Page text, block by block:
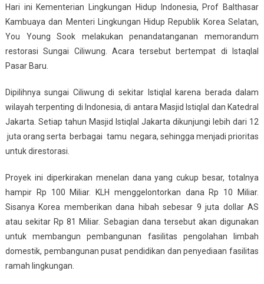
Hari ini Kementerian Lingkungan Hidup Indonesia, Prof Balthasar
Kambuaya dan Menteri Lingkungan Hidup Republik Korea Selatan,
You Young Sook melakukan penandatanganan memorandum
restorasi Sungai Ciliwung. Acara tersebut bertempat di Istaqlal
Pasar Baru.
Dipilihnya sungai Ciliwung di sekitar Istiqlal karena berada dalam
wilayah terpenting di Indonesia, di antara Masjid Istiqlal dan Katedral
Jakarta. Setiap tahun Masjid Istiqlal Jakarta dikunjungi lebih dari 12
juta orang serta berbagai tamu negara, sehingga menjadi prioritas
untuk direstorasi.
Proyek ini diperkirakan menelan dana yang cukup besar, totalnya
hampir Rp 100 Miliar. KLH menggelontorkan dana Rp 10 Miliar.
Sisanya Korea memberikan dana hibah sebesar 9 juta dollar AS
atau sekitar Rp 81 Miliar. Sebagian dana tersebut akan digunakan
untuk membangun pembangunan fasilitas pengolahan limbah
domestik, pembangunan pusat pendidikan dan penyediaan fasilitas
ramah lingkungan.